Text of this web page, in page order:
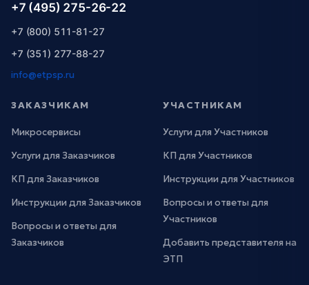
+7 (495) 275-26-22
+7 (800) 511-81-27
+7 (351) 277-88-27
info@etpsp.ru
ЗАКАЗЧИКАМ
Микросервисы
Услуги для Заказчиков
КП для Заказчиков
Инструкции для Заказчиков
Вопросы и ответы для
Заказчиков
УЧАСТНИКАМ
Услуги для Участников
КП для Участников
Инструкции для Участников
Вопросы и ответы для
Участников
Добавить представителя на
ЭТП